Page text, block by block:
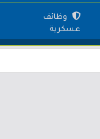
وظائف
عسكرية